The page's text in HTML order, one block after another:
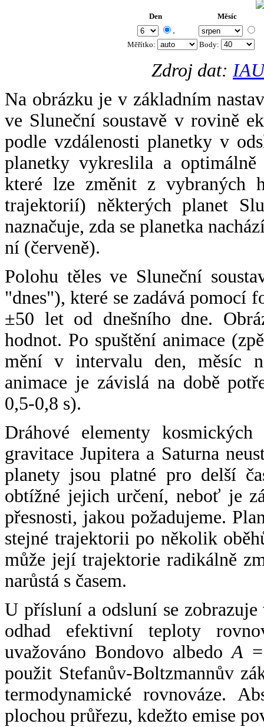
Den Měsíc
.
Měřítko: Body:
Zdroj dat:
Na obrázku je v základním
ve Sluneční soustavě v rovině
podle vzdálenosti planetky v
planetky vykreslila a
které lze změnit z vybraných
trajektorií) některých planet
naznačuje, zda se planetka
ní (červeně).
Polohu těles ve Sluneční
"dnes"), které se zadává pomocí
±50 let od dnešního dne.
hodnot. Po spuštění animace
mění v intervalu den, měsíc
animace je závislá na době
0,5-0,8 s).
Dráhové elementy
gravitace Jupitera a Saturna
planety jsou platné pro delší
obtížné jejich určení, neboť je
přesnosti, jakou požadujeme.
stejné trajektorii po několik
může její trajektorie radikálně
narůstá s časem.
U přísluní a odsluní se
odhad efektivní teploty
uvažováno Bondovo albedoA
použit Stefanův-Boltzmannův
termodynamické rovnováze.
plochou průřezu, kdežto emise